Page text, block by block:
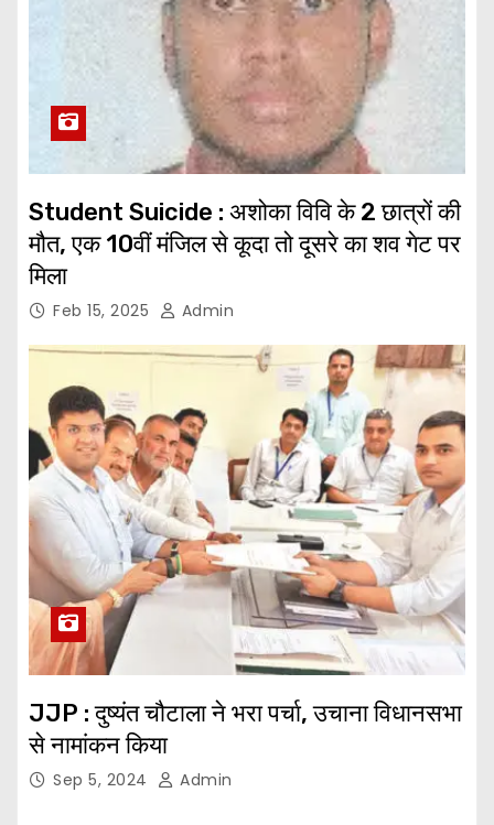
Student Suicide : अशोका विवि के 2 छात्रों की
मौत, एक 10वीं मंजिल से कूदा तो दूसरे का शव गेट पर
मिला
Feb 15, 2025 Admin
JJP : दुष्यंत चौटाला ने भरा पर्चा, उचाना विधानसभा
से नामांकन किया
Sep 5, 2024 Admin